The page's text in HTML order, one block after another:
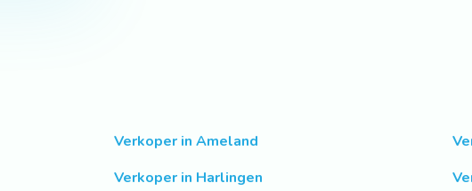
Verkoper in Ameland
Verkoper in Harlingen